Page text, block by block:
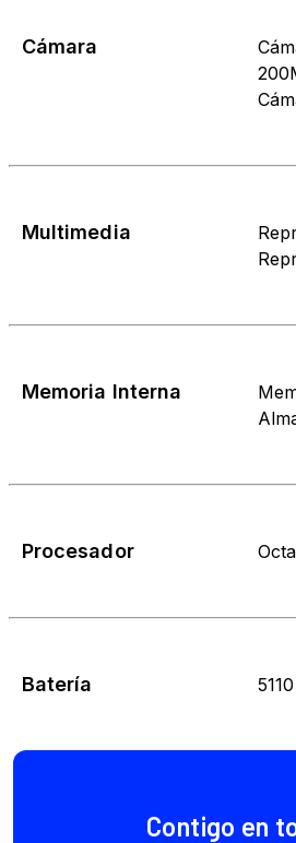
Cámara
Multimedia
Memoria Interna
Procesador
Batería
Contigo en